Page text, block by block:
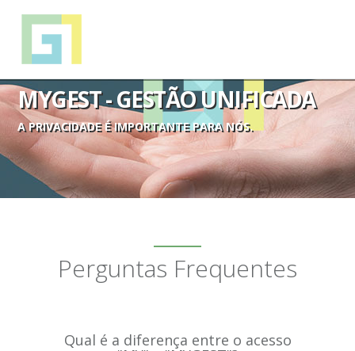
MYGEST - GESTÃO UNIFICADA
A PRIVACIDADE É IMPORTANTE PARA NÓS.
Perguntas Frequentes
Qual é a diferença entre o acesso